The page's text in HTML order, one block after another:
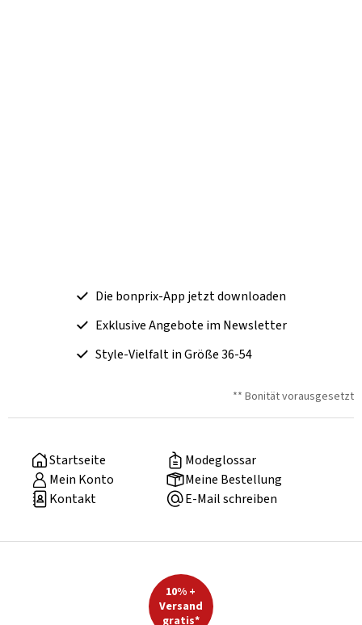
Die bonprix-App jetzt downloaden
Exklusive Angebote im Newsletter
Style-Vielfalt in Größe 36-54
** Bonität vorausgesetzt
Startseite
Modeglossar
Mein Konto
Meine Bestellung
Kontakt
E-Mail schreiben
10% +
Versand
gratis*